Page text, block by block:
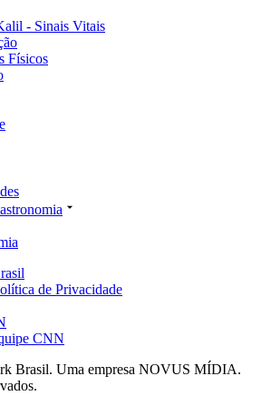
- Sinais Vitais
Físicos
de Privacidade
CNN
Brasil. Uma empresa NOVUS MÍDIA.